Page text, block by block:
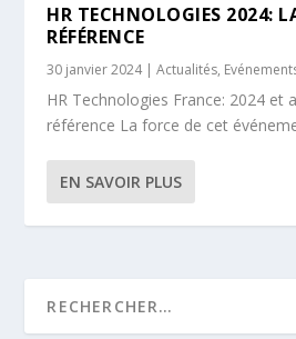
HR TECHNOLOGIES 2024:
RÉFÉRENCE
30 janvier 2024|Actualités,
HR Technologies France: 2024 et
référence La force de cet
EN SAVOIR PLUS